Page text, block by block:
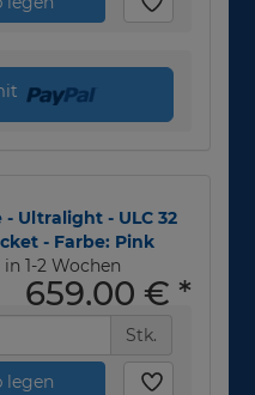
- Ultralight - ULC 32
- Farbe: Pink
1-2 Wochen
659,00 € *
Stk.
legen